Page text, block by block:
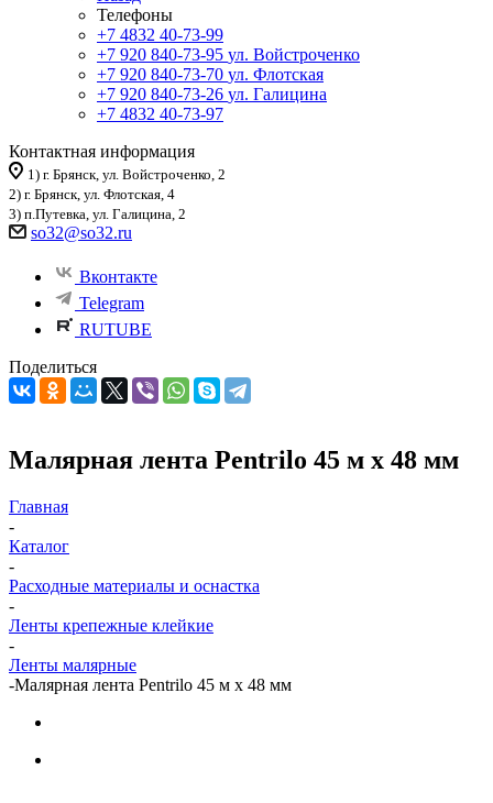
Телефоны
+7 4832 40-73-99
+7 920 840-73-95 ул. Войстроченко
+7 920 840-73-70 ул. Флотская
+7 920 840-73-26 ул. Галицина
+7 4832 40-73-97
Контактная информация
1) г. Брянск, ул. Войстроченко, 2
2) г. Брянск, ул. Флотская, 4
3) п.Путевка, ул. Галицина, 2
so32@so32.ru
Вконтакте
Telegram
RUTUBE
Поделиться
Малярная лента Pentrilo 45 м х 48 мм
Главная
-
Каталог
-
Расходные материалы и оснастка
-
Ленты крепежные клейкие
-
Ленты малярные
-Малярная лента Pentrilo 45 м х 48 мм